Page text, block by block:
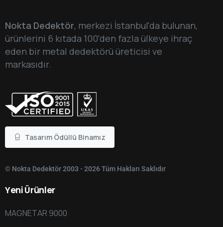
Nokta Dedektör, merkezi İstanbul'da bulunan,
ürünlerini 6 kıtada 100'den fazla ülkeye ihraç
eden bir metal dedektörü üreticisi ve
markasıdır.
Tasarım Ödüllü Binamız
© Nokta Dedektör 2003 - 2026 Tüm Hakları Saklıdır
YeniÜrünler
MAGNETAR 9000